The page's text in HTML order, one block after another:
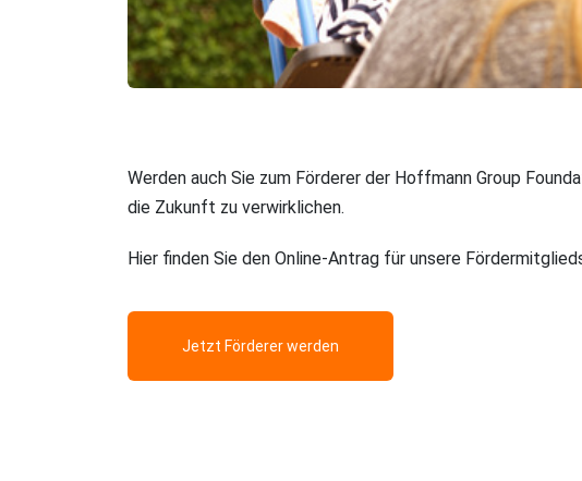
Werden auch Sie zum Förderer der Hoffmann Group
die Zukunft zu verwirklichen.
Hier finden Sie den Online-Antrag für unsere
Jetzt Förderer werden